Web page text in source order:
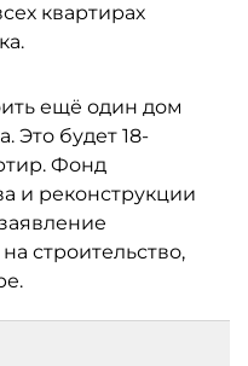
квартирах
ещё один дом
Это будет 18-
Фонд
и реконструкции
строительство,